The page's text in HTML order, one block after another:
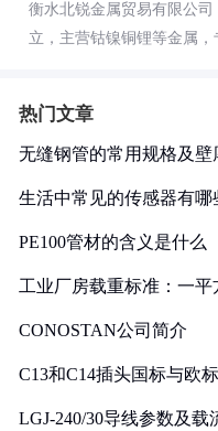
衡水北锐金属贸易有限公
立，主营钴镍铜锂等金属，
热门文章
无缝钢管的常用规格及壁
生活中常见的传感器有哪
PE100管材的含义是什么
工业厂房载重标准：一
CONOSTAN公司简介
C13和C14插头国标与欧
LGJ-240/30导线参数及载